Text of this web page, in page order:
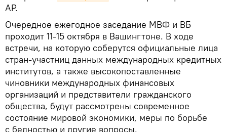
АР.
Очередное ежегодное заседание МВФ и ВБ
проходит 11-15 октября в Вашингтоне. В ходе
встречи, на которую соберутся официальные лица
стран-участниц данных международных кредитных
институтов, а также высокопоставленные
чиновники международных финансовых
организаций и представители гражданского
общества, будут рассмотрены современное
состояние мировой экономики, меры по борьбе
с бедностью и другие вопросы.